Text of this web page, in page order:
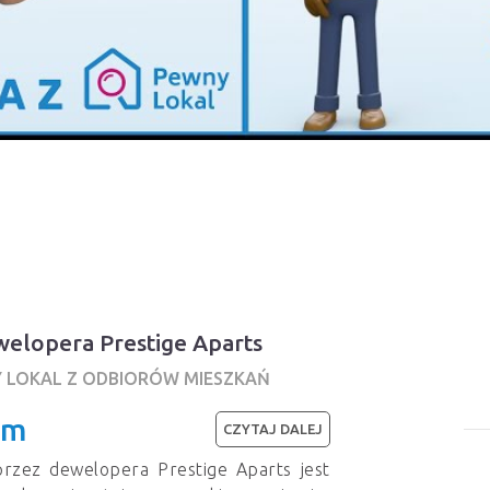
Prestige Aparts
LOKAL Z ODBIORÓW MIESZKAŃ
dewelopera Prestige Aparts jest
CZYTAJ DALEJ